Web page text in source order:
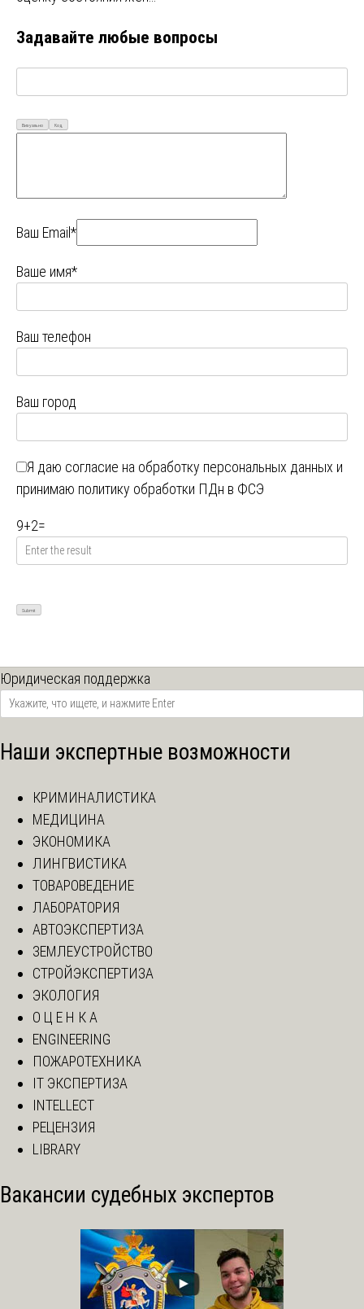
Задавайте любые вопросы
Визуально Код
Ваш Email*
Ваше имя*
Ваш телефон
Ваш город
Я даю согласие на обработку персональных данных и
принимаю политику обработки ПДн в ФСЭ
9+2=
Юридическая поддержка
Наши экспертные возможности
КРИМИНАЛИСТИКА
МЕДИЦИНА
ЭКОНОМИКА
ЛИНГВИСТИКА
ТОВАРОВЕДЕНИЕ
ЛАБОРАТОРИЯ
АВТОЭКСПЕРТИЗА
ЗЕМЛЕУСТРОЙСТВО
СТРОЙЭКСПЕРТИЗА
ЭКОЛОГИЯ
О Ц Е Н К А
ENGINEERING
ПОЖАРОТЕХНИКА
IT ЭКСПЕРТИЗА
INTELLECT
РЕЦЕНЗИЯ
LIBRARY
Вакансии судебных экспертов